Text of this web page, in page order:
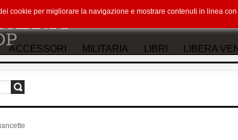
ACCESSORI MILITARIA LIBRI LIBERA
cookie per migliorare la navigazione e mostrare contenuti in linea